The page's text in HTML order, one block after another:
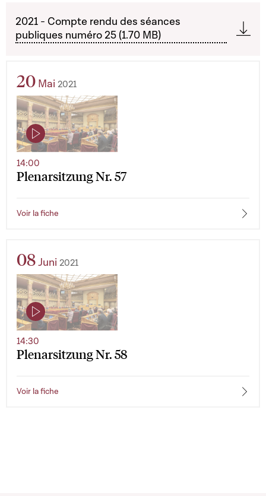
2021 - Compte rendu des séances
publiques numéro 25 (1.70 MB)
20 Mai 2021
Plenarsitzung Nr. 57
14:00
Voir la fiche
08Juni 2021
Plenarsitzung Nr. 58
14:30
Voir la fiche